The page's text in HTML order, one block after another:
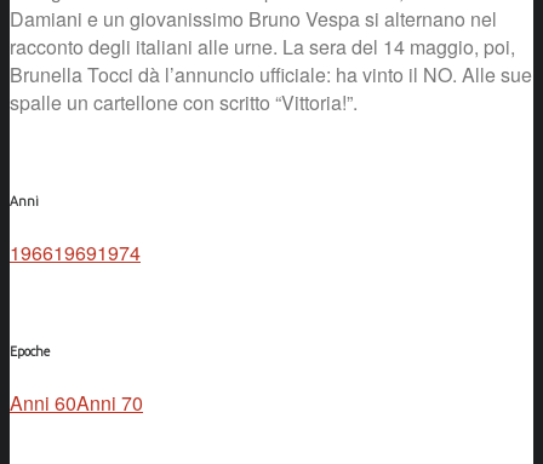
Damiani e un giovanissimo Bruno Vespa si alternano nel
racconto degli italiani alle urne. La sera del 14 maggio, poi,
Brunella Tocci dà l’annuncio ufficiale: ha vinto il NO. Alle sue
spalle un cartellone con scritto “Vittoria!”.
Anni
196619691974
Epoche
Anni 60Anni 70